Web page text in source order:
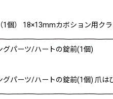
個） 18×13mmカボション用ク
パーツ/ハートの錠前(1個)
パーツ/ハートの錠前(1個) 爪